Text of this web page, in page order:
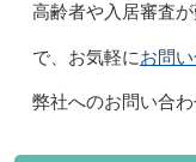
高齢者や入居審査
で、お気軽にお問
弊社へのお問い合